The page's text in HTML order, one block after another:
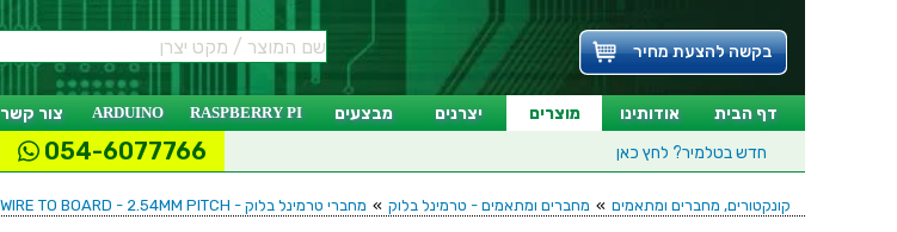
בקשה להצעת מחיר
דף הבית אודותינו מוצרים יצרנים מבצעים RASPBERRY PI
ARDUINO צור קשר
חדש בטלמיר? לחץ כאן 054-6077766
קונקטורים, מחברים ומתאמים » מחברים ומתאמים - טרמינל בלוק » מחברי טרמינל בלוק - WIRE TO BOARD - 2.54MM PITCH